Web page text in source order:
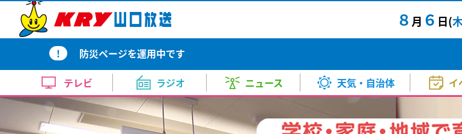
８ 月 ６ 日(
! 防災ページを運用中です
テレビ
テレビトップ
ラジオ
ラジオトップ
ニュース
ニューストップ
天気・自治体
天気・自治体トップ
イ
イベントトップ
アナウンス室トップ
テレビトップ
KRYの番組 報道 スポーツ ドラマ・映画 バラエティー 音楽
新番組ラインナップ
KRYの番組
KRYさわやかモーニング
月～金
らいふ
月～金
月～金
ラジオトップ
KRY Morning Up
月～金 あさ 7:00～11:00
お昼はZETTAIラジTIME
KRYニュ
週刊ENJOYランニング
土曜日 あさ 7:30～7:45
どよーDA！
土曜日 あさ 9:00～正午
土曜日 正
ラジKING GOLD
大人の音楽堂～ういろう、ひねってみま
きょうも
ニューストップ
広島に原爆が投下されて81年 山口市でも犠牲者を悼む式典 山口
県内の被爆者の平均年齢は87.41歳に
な...
2026.8.6 12:04
天気・自治体トップ
ピンポイント天気 天気（きょう・あす） 気温（き
10日間天気
今の気温（アメダス）
レーダー 土砂災害
台風情報
イベントトップ
イベント コンサート・舞台 美術展 スポーツ 試写会 その他
イベント情報
コンサート・舞台
【要事前予約】24時間テレビ49 ①番組生放送②ミニコンサー
ト・トークショー観覧者募集
アナウンス室トップ
上田 奈央 内田 充咲 河野 康子
竹重 雅則
畑中 里咲
渡辺 三千彦 秋山 幸輝
新井 道子
榎本 まさひろ